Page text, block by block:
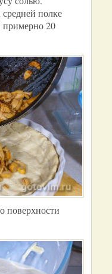
полке
примерно 20
поверхности